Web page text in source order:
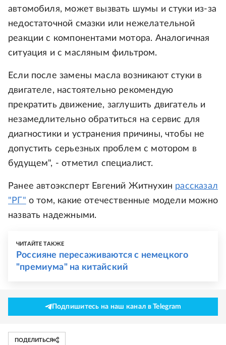
автомобиля, может вызвать шумы и стуки из-за
недостаточной смазки или нежелательной
реакции с компонентами мотора. Аналогичная
ситуация и с масляным фильтром.
Если после замены масла возникают стуки в
двигателе, настоятельно рекомендую
прекратить движение, заглушить двигатель и
незамедлительно обратиться на сервис для
диагностики и устранения причины, чтобы не
допустить серьезных проблем с мотором в
будущем", - отметил специалист.
Ранее автоэксперт Евгений Житнухин рассказал
"РГ" о том, какие отечественные модели можно
назвать надежными.
ЧИТАЙТЕ ТАКЖЕ
Россияне пересаживаются с немецкого
"премиума" на китайский
Подпишитесь на наш канал в Telegram
ПОДЕЛИТЬСЯ